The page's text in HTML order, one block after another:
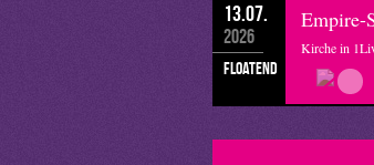
13.07.
2026
floatend
Empire-
Kirche in